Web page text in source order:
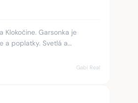
Klokočine. Garsonka je
a poplatky. Svetlá a
Gabi Real